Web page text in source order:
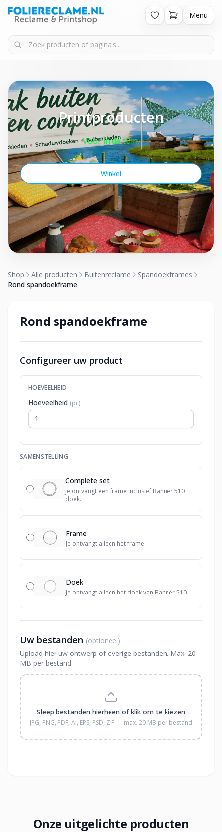
Menu
Printproducten
Voor in de tuin.
Winkel
Shop Alle producten Buitenreclame
Spandoekframes
Rond spandoekframe
Rond spandoekframe
Configureer uw product
HOEVEELHEID
Hoeveelheid (pc)
SAMENSTELLING
Complete set
Je ontvangt een frame inclusief Banner 510
doek.
Frame
Je ontvangt alleen het frame.
Doek
Je ontvangt alleen het doek van Banner 510.
Uw bestanden (optioneel)
Upload hier uw ontwerp of overige bestanden. Max. 20
MB per bestand.
Sleep bestanden hierheen of klik om te kiezen
JPG, PNG, PDF, AI, EPS, PSD, ZIP — max. 20 MB per bestand
Onze uitgelichte producten